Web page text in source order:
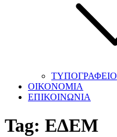
ΤΥΠΟΓΡΑΦΕΙΟ
ΟΙΚΟΝΟΜΙΑ
ΕΠΙΚΟΙΝΩΝΙΑ
Tag: ΕΔΕΜ